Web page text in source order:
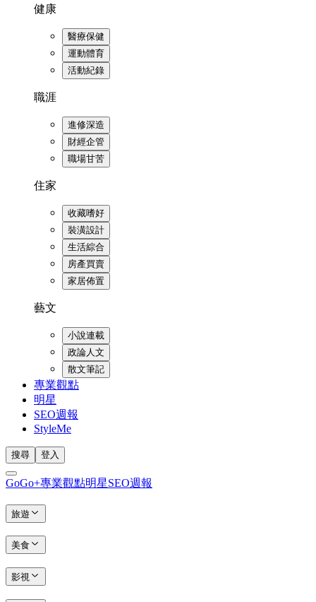
健康
醫療保健
運動體育
活動紀錄
職涯
進修深造
財經企管
職場甘苦
住家
收藏嗜好
裝潢設計
生活綜合
房產買賣
家居佈置
藝文
小說連載
政論人文
散文筆記
專業觀點
明星
SEO週報
StyleMe
搜尋 登入
GoGo+專業觀點明星SEO週報
旅遊
美食
影視